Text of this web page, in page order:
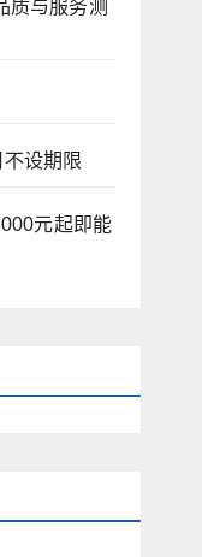
质与服务测
设期限
元起即能